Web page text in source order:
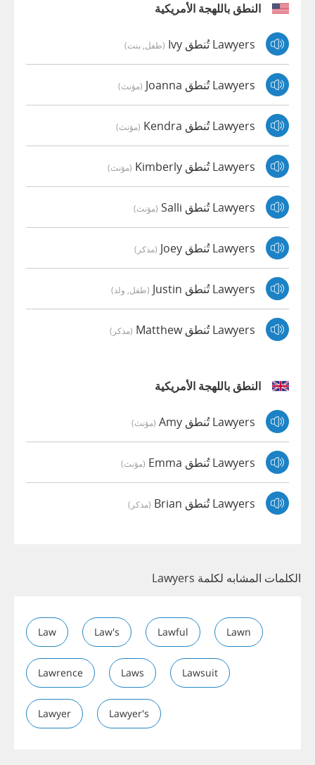
النطق باللهجة الأمريكية
Lawyers تُنطق Ivy (طفل, بنت)
Lawyers تُنطق Joanna (مؤنث)
Lawyers تُنطق Kendra (مؤنث)
Lawyers تُنطق Kimberly (مؤنث)
Lawyers تُنطق Salli (مؤنث)
Lawyers تُنطق Joey (مذكر)
Lawyers تُنطق Justin (طفل, ولد)
Lawyers تُنطق Matthew (مذكر)
النطق باللهجة الأمريكية
Lawyers تُنطق Amy (مؤنث)
Lawyers تُنطق Emma (مؤنث)
Lawyers تُنطق Brian (مذكر)
الكلمات المشابه لكلمة Lawyers
Law Law's Lawful Lawn
Lawrence Laws Lawsuit
Lawyer Lawyer's